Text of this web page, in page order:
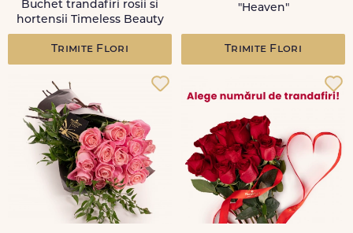
Buchet trandafiri rosii si
hortensii Timeless Beauty
Trimite Flori
"Heaven"
Trimite Flori